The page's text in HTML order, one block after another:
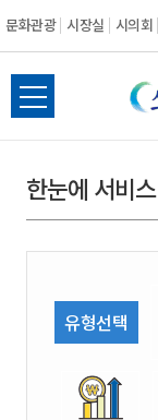
문화관광 시장실 시의회
전
체
뉴
열
한눈에 서비스
유형선택